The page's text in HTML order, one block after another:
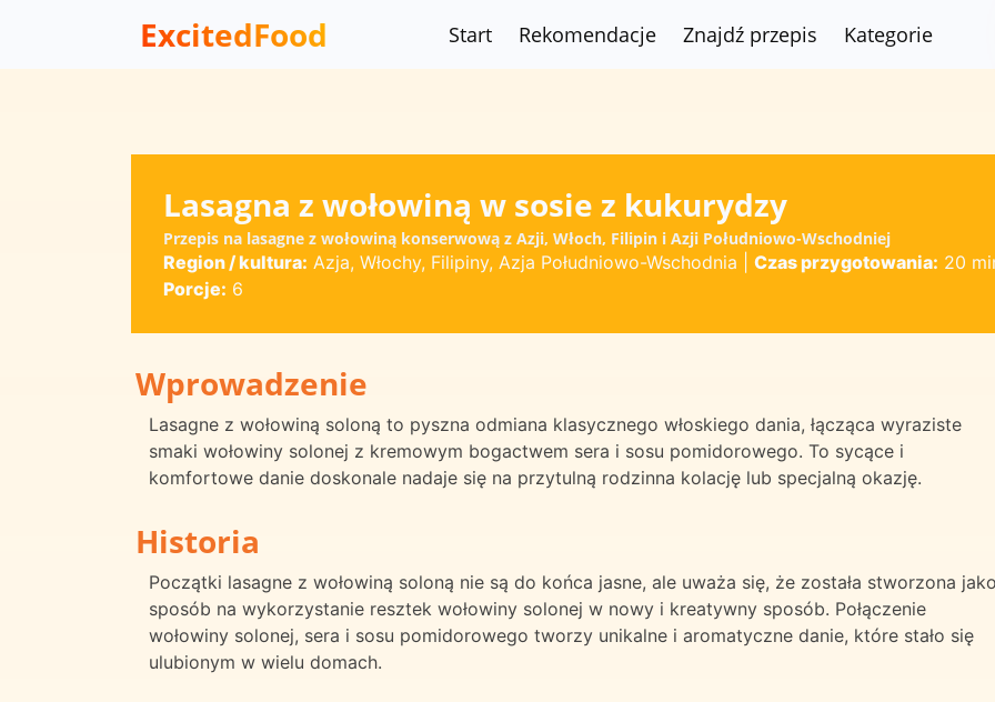
ExcitedFood Start Rekomendacje Znajdź przepis Kategorie
Lasagna z wołowiną w sosie z kukurydzy
Przepis na lasagne z wołowiną konserwową z Azji, Włoch, Filipin i Azji Południowo-Wschodniej
Region / kultura: Azja, Włochy, Filipiny, Azja Południowo-Wschodnia Czas przygotowania: 20
Porcje: 6
Wprowadzenie
Lasagne z wołowiną soloną to pyszna odmiana klasycznego włoskiego dania, łącząca wyraziste
smaki wołowiny solonej z kremowym bogactwem sera i sosu pomidorowego. To sycące i
komfortowe danie doskonale nadaje się na przytulną rodzinna kolację lub specjalną okazję.
Historia
Początki lasagne z wołowiną soloną nie są do końca jasne, ale uważa się, że została stworzona jako
sposób na wykorzystanie resztek wołowiny solonej w nowy i kreatywny sposób. Połączenie
wołowiny solonej, sera i sosu pomidorowego tworzy unikalne i aromatyczne danie, które stało się
ulubionym w wielu domach.